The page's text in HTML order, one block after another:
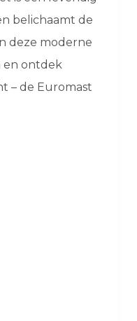
belichaamt de
deze moderne
en ontdek
– de Euromast